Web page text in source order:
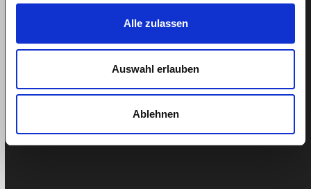
Alle zulassen
Auswahl erlauben
Ablehnen
Prenotare un appuntamento
Lu-Ve: 9h-13h